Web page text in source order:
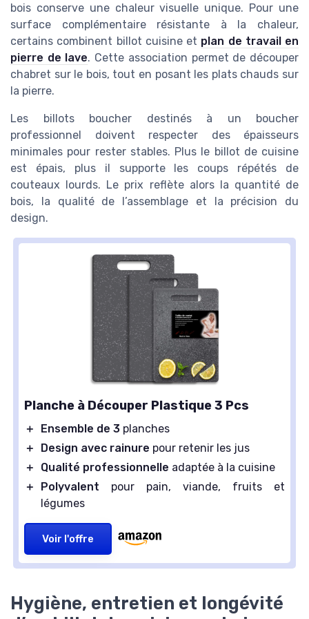
bois conserve une chaleur visuelle unique. Pour une
surface complémentaire résistante à la chaleur,
certains combinent billot cuisine et plan de travail en
pierre de lave. Cette association permet de découper
chabret sur le bois, tout en posant les plats chauds sur
la pierre.
Les billots boucher destinés à un boucher
professionnel doivent respecter des épaisseurs
minimales pour rester stables. Plus le billot de cuisine
est épais, plus il supporte les coups répétés de
couteaux lourds. Le prix reflète alors la quantité de
bois, la qualité de l’assemblage et la précision du
design.
Planche à Découper Plastique 3 Pcs
＋ Ensemble de 3 planches
＋
Design avec rainure pour retenir les jus
＋
Qualité professionnelle adaptée à la cuisine
＋
Polyvalent pour pain, viande, fruits et
légumes
Voir l'offre
Hygiène, entretien et longévité